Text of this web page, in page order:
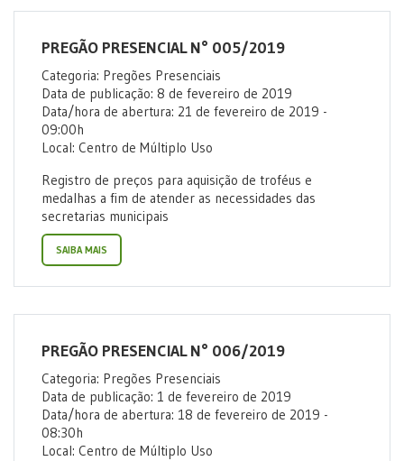
PREGÃO PRESENCIAL N° 005/2019
Categoria: Pregões Presenciais
Data de publicação: 8 de fevereiro de 2019
Data/hora de abertura: 21 de fevereiro de 2019 -
09:00h
Local: Centro de Múltiplo Uso
Registro de preços para aquisição de troféus e
medalhas a fim de atender as necessidades das
secretarias municipais
SAIBA MAIS
PREGÃO PRESENCIAL N° 006/2019
Categoria: Pregões Presenciais
Data de publicação: 1 de fevereiro de 2019
Data/hora de abertura: 18 de fevereiro de 2019 -
08:30h
Local: Centro de Múltiplo Uso